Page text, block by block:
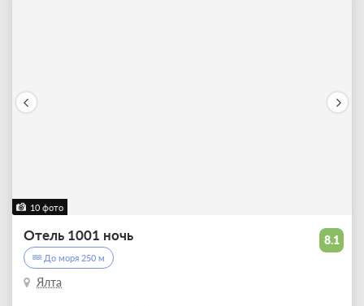
10 фото
8.1
Отель 1001 ночь
До моря 250 м
Ялта